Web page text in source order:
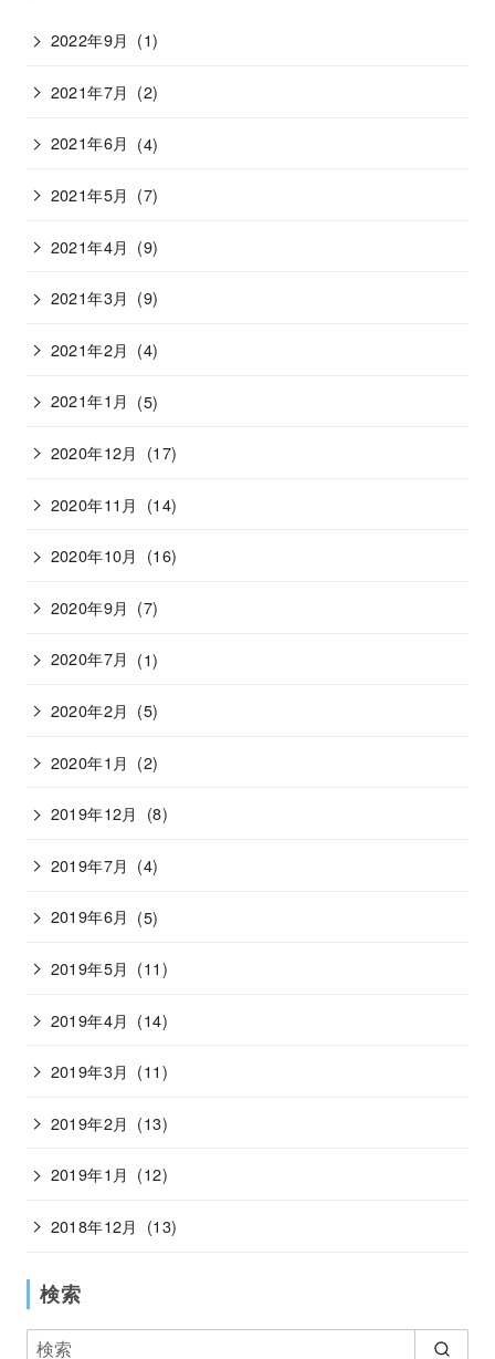
2022年9月 (1)
2021年7月 (2)
2021年6月 (4)
2021年5月 (7)
2021年4月 (9)
2021年3月 (9)
2021年2月 (4)
2021年1月 (5)
2020年12月 (17)
2020年11月 (14)
2020年10月 (16)
2020年9月 (7)
2020年7月 (1)
2020年2月 (5)
2020年1月 (2)
2019年12月 (8)
2019年7月 (4)
2019年6月 (5)
2019年5月 (11)
2019年4月 (14)
2019年3月 (11)
2019年2月 (13)
2019年1月 (12)
2018年12月 (13)
検索